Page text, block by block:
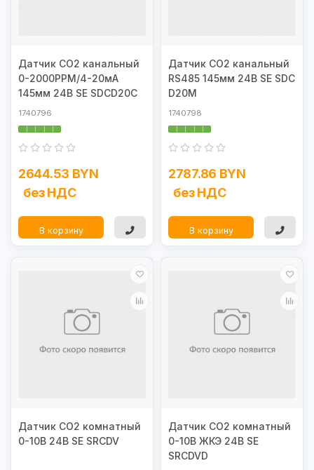
Датчик CO2 канальный
0-2000PPM/4-20мА
145мм 24В SE SDСD20С
1740796
2644.53 BYN
без НДС
В корзину
Датчик CO2 канальный
RS485 145мм 24В SE SDC
D20M
1740798
2787.86 BYN
без НДС
В корзину
Датчик CO2 комнатный
0-10В 24В SE SRCDV
Датчик CO2 комнатный
0-10В ЖКЭ 24В SE
SRCDVD